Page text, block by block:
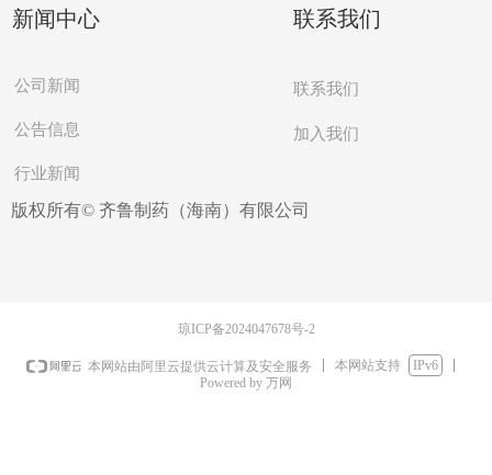
新闻中心
公司新闻
公告信息
行业新闻
联系我们
联系我们
加入我们
版权所有© 齐鲁制药（海南）有限公司
琼ICP备2024047678号-2
本网站由阿里云提供云计算及安全服务 本网站支持
IPv6
Powered by 万网